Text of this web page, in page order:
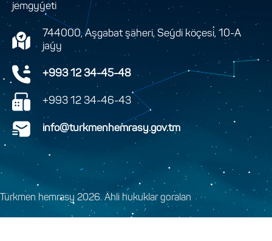
jemgyýeti
744000, Aşgabat şäheri, Seýdi köçesi, 10-A
jaýy
+993 12 34-45-48
+993 12 34-46-43
info@turkmenhemrasy.gov.tm
Türkmen hemrasy 2026. Ähli hukuklar goralan